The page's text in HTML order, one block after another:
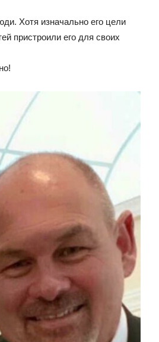
Хотя изначально его цели
пристроили его для своих